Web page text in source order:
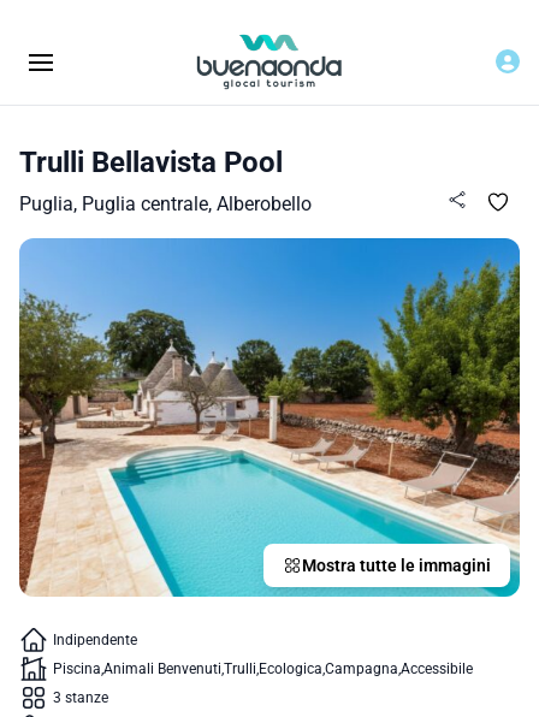
Trulli Bellavista Pool
Puglia, Puglia centrale, Alberobello
Mostra tutte le immagini
Indipendente
Piscina Animali Benvenuti Trulli Ecologica Campagna Accessibile
3 stanze